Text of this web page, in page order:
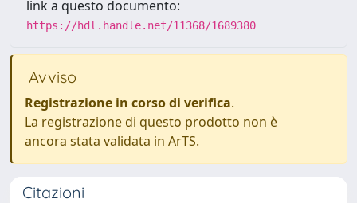
link a questo documento:
https://hdl.handle.net/11368/1689380
Avviso
Registrazione in corso di verifica.
La registrazione di questo prodotto non è
ancora stata validata in ArTS.
Citazioni